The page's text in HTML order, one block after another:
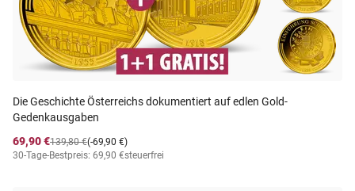
Die Geschichte Österreichs dokumentiert auf edlen Gold-
Gedenkausgaben
69,90 €
(-69,90 €)
139,80 €
30-Tage-Bestpreis: 69,90 €steuerfrei